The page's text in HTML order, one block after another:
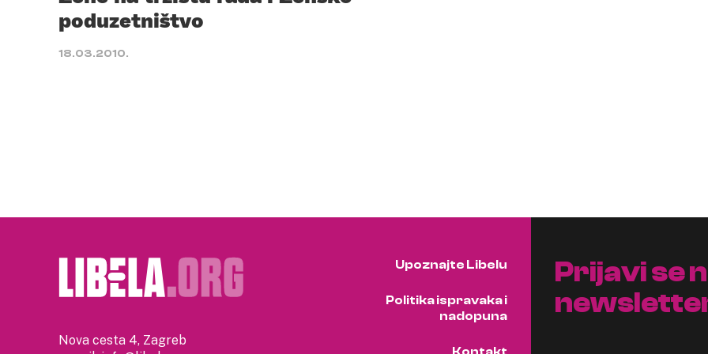
poduzetništvo
18.03.2010.
Nova cesta 4, Zagreb
Upoznajte Libelu
Politika ispravaka i
nadopuna
Prijavi se